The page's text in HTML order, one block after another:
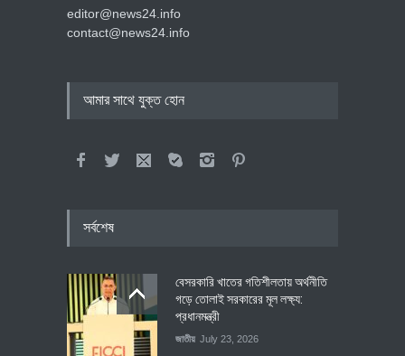
editor@news24.info
contact@news24.info
আমার সাথে যুক্ত হোন
সর্বশেষ
বেসরকারি খাতের গতিশীলতায় অর্থনীতি
গড়ে তোলাই সরকারের মূল লক্ষ্য:
প্রধানমন্ত্রী
জাতীয় July 23, 2026